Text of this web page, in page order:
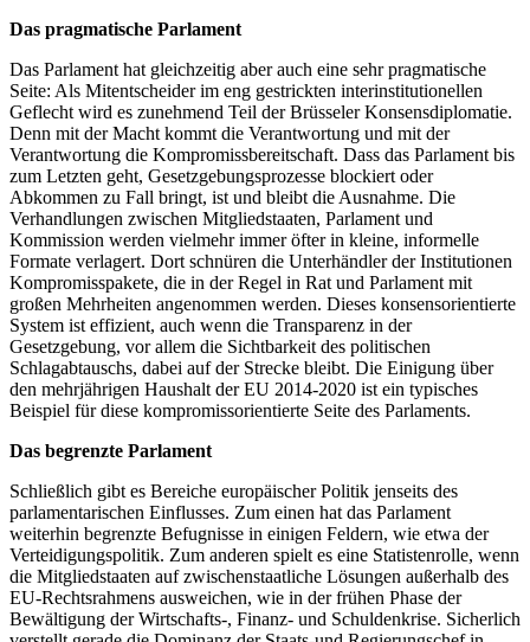
Das pragmatische Parlament
Das Parlament hat gleichzeitig aber auch eine sehr pragmatische
Seite: Als Mitentscheider im eng gestrickten interinstitutionellen
Geflecht wird es zunehmend Teil der Brüsseler Konsensdiplomatie.
Denn mit der Macht kommt die Verantwortung und mit der
Verantwortung die Kompromissbereitschaft. Dass das Parlament bis
zum Letzten geht, Gesetzgebungsprozesse blockiert oder
Abkommen zu Fall bringt, ist und bleibt die Ausnahme. Die
Verhandlungen zwischen Mitgliedstaaten, Parlament und
Kommission werden vielmehr immer öfter in kleine, informelle
Formate verlagert. Dort schnüren die Unterhändler der Institutionen
Kompromisspakete, die in der Regel in Rat und Parlament mit
großen Mehrheiten angenommen werden. Dieses konsensorientierte
System ist effizient, auch wenn die Transparenz in der
Gesetzgebung, vor allem die Sichtbarkeit des politischen
Schlagabtauschs, dabei auf der Strecke bleibt. Die Einigung über
den mehrjährigen Haushalt der EU 2014-2020 ist ein typisches
Beispiel für diese kompromissorientierte Seite des Parlaments.
Das begrenzte Parlament
Schließlich gibt es Bereiche europäischer Politik jenseits des
parlamentarischen Einflusses. Zum einen hat das Parlament
weiterhin begrenzte Befugnisse in einigen Feldern, wie etwa der
Verteidigungspolitik. Zum anderen spielt es eine Statistenrolle, wenn
die Mitgliedstaaten auf zwischenstaatliche Lösungen außerhalb des
EU-Rechtsrahmens ausweichen, wie in der frühen Phase der
Bewältigung der Wirtschafts-, Finanz- und Schuldenkrise. Sicherlich